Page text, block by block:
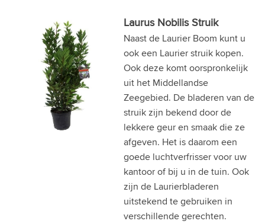
Laurus Nobilis Struik
Naast de Laurier Boom kunt u
ook een Laurier struik kopen.
Ook deze komt oorspronkelijk
uit het Middellandse
Zeegebied. De bladeren van de
struik zijn bekend door de
lekkere geur en smaak die ze
afgeven. Het is daarom een
goede luchtverfrisser voor uw
kantoor of bij u in de tuin. Ook
zijn de Laurierbladeren
uitstekend te gebruiken in
verschillende gerechten.